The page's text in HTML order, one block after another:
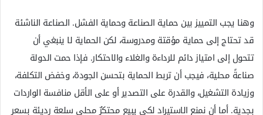
وهنا يجب التمييز بين حماية الصناعة وحماية الفشل. الصناعة الناشئة
قد تحتاج إلى حماية مؤقتة ومدروسة، لكن الحماية لا ينبغي أن
تتحول إلى امتياز دائم للرداءة والغلاء والاحتكار. فإذا حمت الدولة
صناعةً محلية، فيجب أن تربط الحماية بتحسن الجودة، وخفض التكلفة،
وزيادة التشغيل، والقدرة على التصدير أو على الأقل منافسة الواردات
بجدية. أما أن نمنع الاستيراد لكي يبيع محتكرٌ محلي سلعة رديئة بسعر